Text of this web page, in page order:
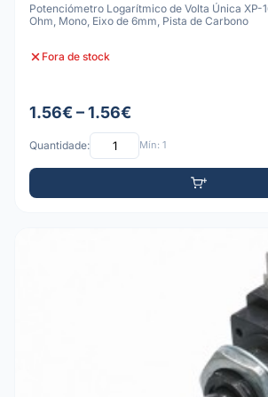
Potenciómetro Logarítmico de Volta Única XP-
Ohm, Mono, Eixo de 6mm, Pista de Carbono
Fora de stock
1.56€ – 1.56€
Quantidade: Mín: 1